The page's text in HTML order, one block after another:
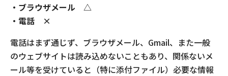
・ブラウザメール △
・電話 ×
電話はまず通じず、ブラウザメール、Gmail、また一般
のウェブサイトは読み込めないこともあり、関係ないメ
ール等を受けていると（特に添付ファイル）必要な情報